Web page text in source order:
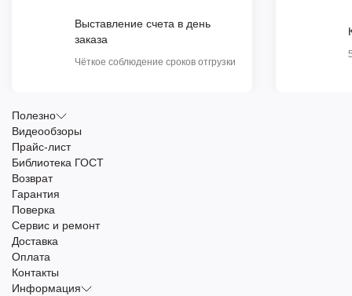
Выставление счета в день
заказа
Чёткое соблюдение сроков отгрузки
Полезно
Видеообзоры
Прайс-лист
Библиотека ГОСТ
Возврат
Гарантия
Поверка
Сервис и ремонт
Доставка
Оплата
Контакты
Информация